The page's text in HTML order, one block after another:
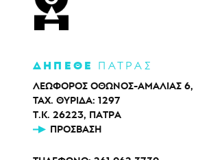
ΔΗΠΕΘΕ ΠΑΤΡΑΣ
ΛΕΩΦΟΡΟΣ ΟΘΩΝΟΣ-ΑΜΑΛΙΑΣ 6,
ΤΑΧ. ΘΥΡΙΔΑ: 1297
Τ.Κ. 26223, ΠΑΤΡΑ
ΠΡΌΣΒΑΣΗ